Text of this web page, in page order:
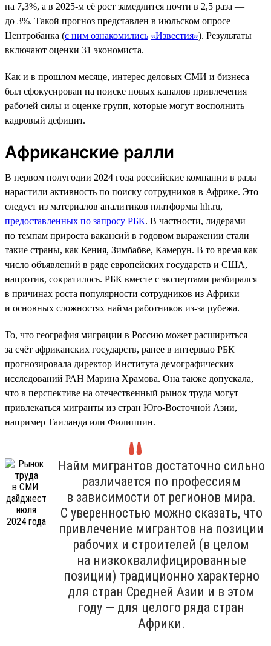
на 7,3%, а в 2025-м её рост замедлится почти в 2,5 раза —
до 3%. Такой прогноз представлен в июльском опросе
Центробанка (с ним ознакомились «Известия»). Результаты
включают оценки 31 экономиста.
Как и в прошлом месяце, интерес деловых СМИ и бизнеса
был сфокусирован на поиске новых каналов привлечения
рабочей силы и оценке групп, которые могут восполнить
кадровый дефицит.
Африканские ралли
В первом полугодии 2024 года российские компании в разы
нарастили активность по поиску сотрудников в Африке. Это
следует из материалов аналитиков платформы hh.ru,
предоставленных по запросу РБК. В частности, лидерами
по темпам прироста вакансий в годовом выражении стали
такие страны, как Кения, Зимбабве, Камерун. В то время как
число объявлений в ряде европейских государств и США,
напротив, сократилось. РБК вместе с экспертами разбирался
в причинах роста популярности сотрудников из Африки
и основных сложностях найма работников из-за рубежа.
То, что география миграции в Россию может расшириться
за счёт африканских государств, ранее в интервью РБК
прогнозировала директор Института демографических
исследований РАН Марина Храмова. Она также допускала,
что в перспективе на отечественный рынок труда могут
привлекаться мигранты из стран Юго-Восточной Азии,
например Таиланда или Филиппин.
Найм мигрантов достаточно сильно
различается по профессиям
в зависимости от регионов мира.
С уверенностью можно сказать, что
привлечение мигрантов на позиции
рабочих и строителей (в целом
на низкоквалифицированные
позиции) традиционно характерно
для стран Средней Азии и в этом
году — для целого ряда стран
Африки.